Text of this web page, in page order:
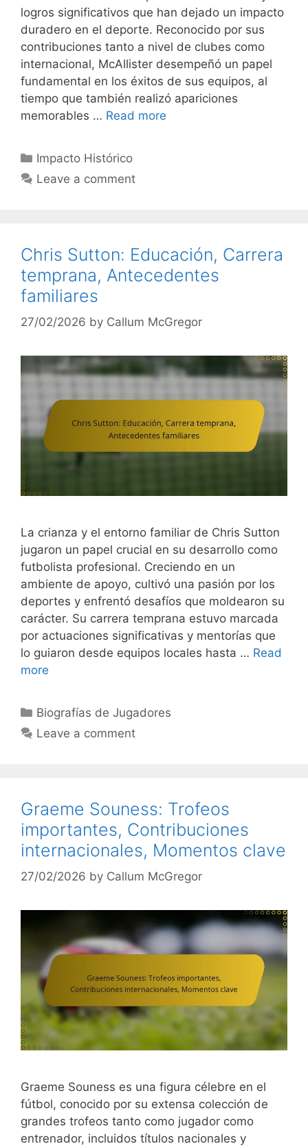
logros significativos que han dejado un impacto
duradero en el deporte. Reconocido por sus
contribuciones tanto a nivel de clubes como
internacional, McAllister desempeñó un papel
fundamental en los éxitos de sus equipos, al
tiempo que también realizó apariciones
memorables … Read more
Categories
Impacto Histórico
Leave a comment
Chris Sutton: Educación, Carrera
temprana, Antecedentes
familiares
27/02/2026 by Callum McGregor
La crianza y el entorno familiar de Chris Sutton
jugaron un papel crucial en su desarrollo como
futbolista profesional. Creciendo en un
ambiente de apoyo, cultivó una pasión por los
deportes y enfrentó desafíos que moldearon su
carácter. Su carrera temprana estuvo marcada
por actuaciones significativas y mentorías que
lo guiaron desde equipos locales hasta … Read
more
Categories
Biografías de Jugadores
Leave a comment
Graeme Souness: Trofeos
importantes, Contribuciones
internacionales, Momentos clave
27/02/2026 by Callum McGregor
Graeme Souness es una figura célebre en el
fútbol, conocido por su extensa colección de
grandes trofeos tanto como jugador como
entrenador, incluidos títulos nacionales y